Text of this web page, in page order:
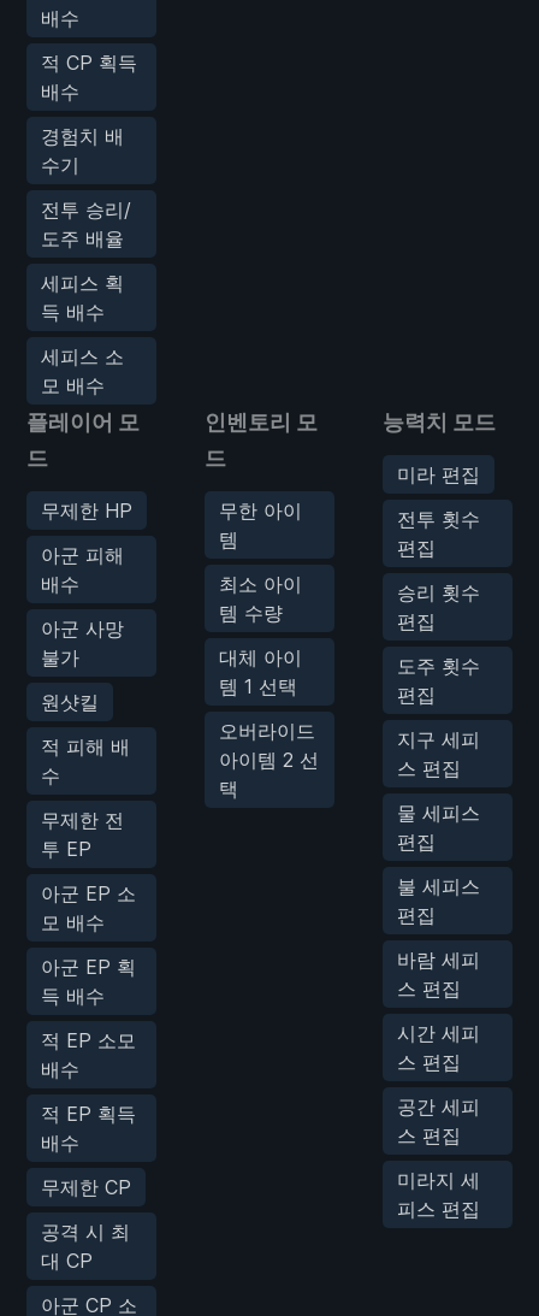
배수
적 CP 획득
배수
경험치 배
수기
전투 승리/
도주 배율
세피스 획
득 배수
세피스 소
모 배수
플레이어 모
드
무제한 HP
아군 피해
배수
아군 사망
불가
원샷킬
적 피해 배
수
무제한 전
투 EP
아군 EP 소
모 배수
아군 EP 획
득 배수
적 EP 소모
배수
적 EP 획득
배수
무제한 CP
공격 시 최
대 CP
아군 CP 소
인벤토리 모
드
무한 아이
템
최소 아이
템 수량
대체 아이
템 1 선택
오버라이드
아이템 2 선
택
능력치 모드
미라 편집
전투 횟수
편집
승리 횟수
편집
도주 횟수
편집
지구 세피
스 편집
물 세피스
편집
불 세피스
편집
바람 세피
스 편집
시간 세피
스 편집
공간 세피
스 편집
미라지 세
피스 편집